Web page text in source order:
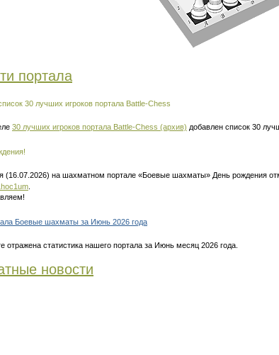
портала
30 лучших игроков портала Battle-Chess
30 лучших игроков портала Battle-Chess (архив) добавлен список 30
(16.07.2026) на шахматном портале «Боевые шахматы» День рождения
Боевые шахматы за Июнь 2026 года
отражена статистика нашего портала за Июнь месяц 2026 года.
новости